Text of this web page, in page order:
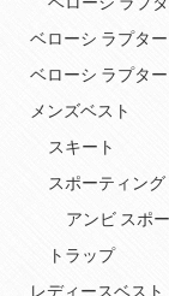
ベローシ ラプ
ベローシ ラプター
ベローシ ラプタ
メンズベスト
スキート
スポーティング
アンビ スポ
トラップ